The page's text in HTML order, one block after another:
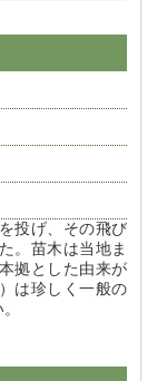
投げ、その飛び
。苗木は当地ま
拠とした由来が
は珍しく一般の